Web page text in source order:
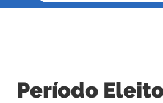
Período